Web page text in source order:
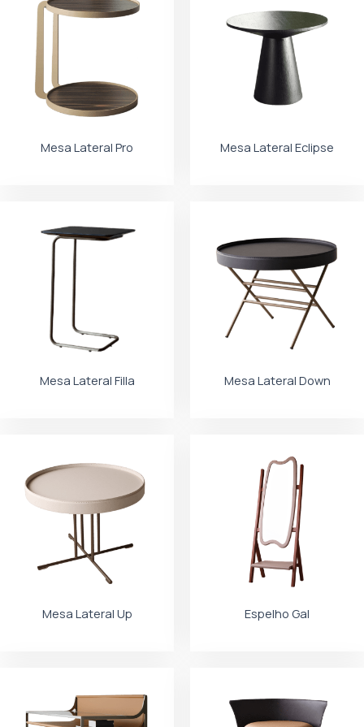
Mesa Lateral Pro Mesa Lateral Eclipse
Mesa Lateral Filla Mesa Lateral Down
Mesa Lateral Up Espelho Gal